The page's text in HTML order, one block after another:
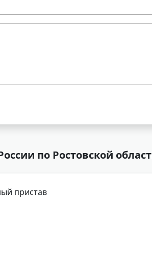
по Ростовской
пристав